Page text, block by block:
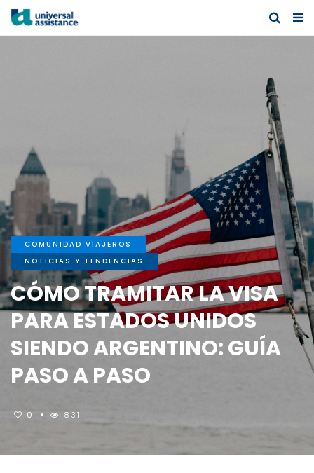
COMUNIDAD VIAJEROS
NOTICIAS Y TENDENCIAS
CÓMO TRAMITAR LA VISA
PARA ESTADOS UNIDOS
SIENDO ARGENTINO: GUÍA
PASO A PASO
0 831